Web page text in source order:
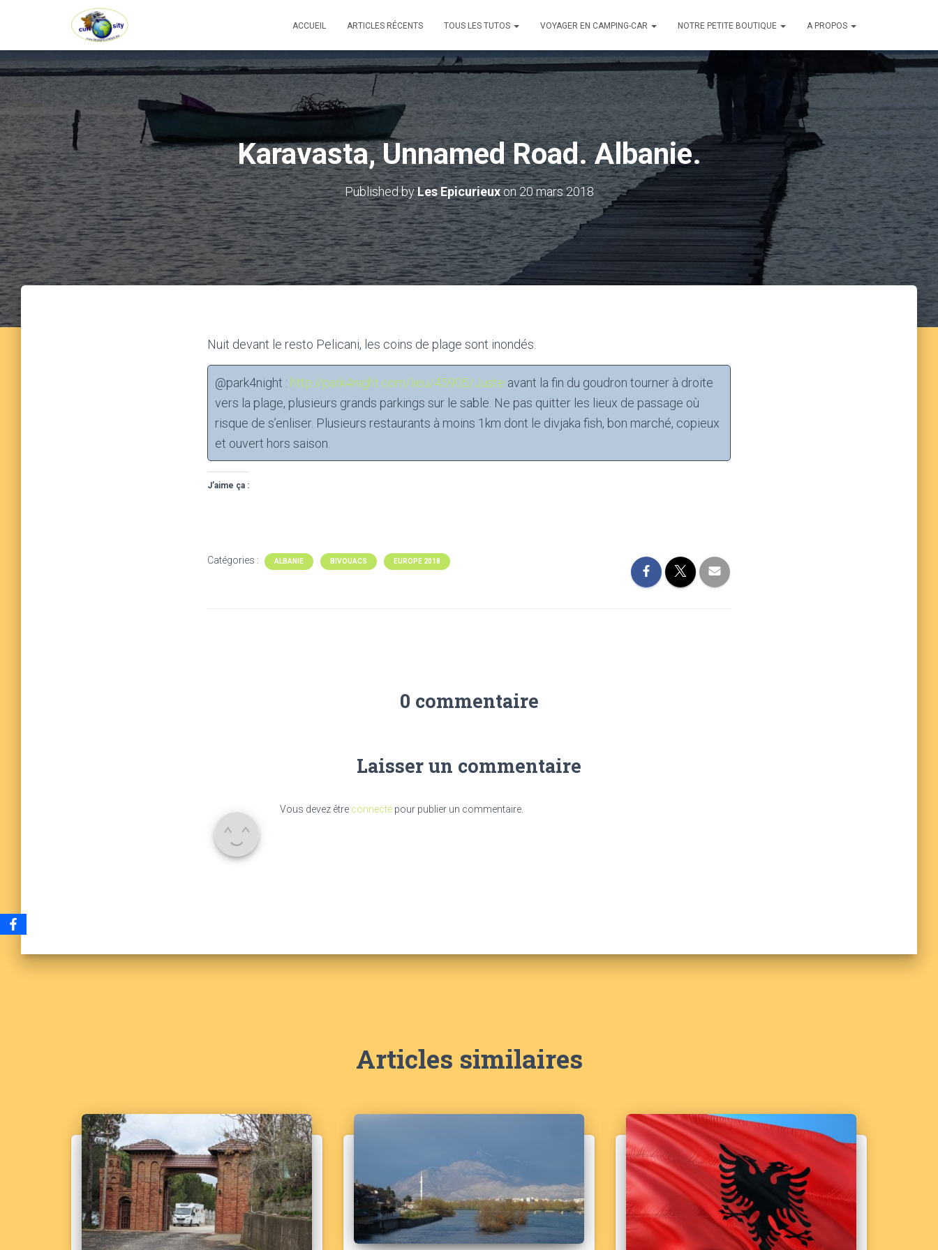
ACCUEIL ARTICLES RÉCENTS TOUS LES TUTOS VOYAGER EN CAMPING-CAR NOTRE PETITE BOUTIQUE A PROPOS
Karavasta, Unnamed Road. Albanie.
Published byLes Epicurieuxon20 mars 2018
Nuit devant le resto Pelicani, les coins de plage sont inondés.
@park4night : http://park4night.com/lieu/45905/Juste avant la fin du goudron tourner à droite
vers la plage, plusieurs grands parkings sur le sable. Ne pas quitter les lieux de passage où
risque de s’enliser. Plusieurs restaurants à moins 1km dont le divjaka fish, bon marché, copieux
et ouvert hors saison.
J’aime ça :
Catégories : ALBANIE BIVOUACS EUROPE 2018
0 commentaire
Laisser un commentaire
Vous devez être connecté pour publier un commentaire.
Articles similaires